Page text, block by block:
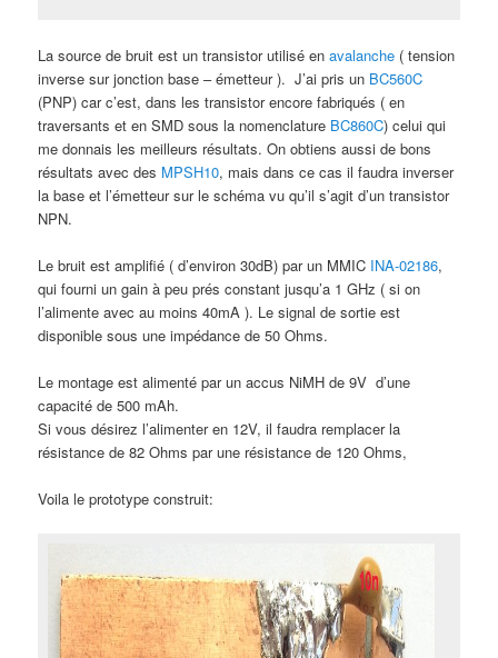
La source de bruit est un transistor utilisé enavalanche ( tension
inverse sur jonction base – émetteur ). J’ai pris un BC560C
(PNP) car c’est, dans les transistor encore fabriqués ( en
traversants et en SMD sous la nomenclature BC860C) celui qui
me donnais les meilleurs résultats. On obtiens aussi de bons
résultats avec des MPSH10, mais dans ce cas il faudra inverser
la base et l’émetteur sur le schéma vu qu’il s’agit d’un transistor
NPN.
Le bruit est amplifié ( d’environ 30dB) par un MMIC INA-02186,
qui fourni un gain à peu prés constant jusqu’a 1 GHz ( si on
l’alimente avec au moins 40mA ). Le signal de sortie est
disponible sous une impédance de 50 Ohms.
Le montage est alimenté par un accus NiMH de 9V d’une
capacité de 500 mAh.
Si vous désirez l’alimenter en 12V, il faudra remplacer la
résistance de 82 Ohms par une résistance de 120 Ohms,
Voila le prototype construit: